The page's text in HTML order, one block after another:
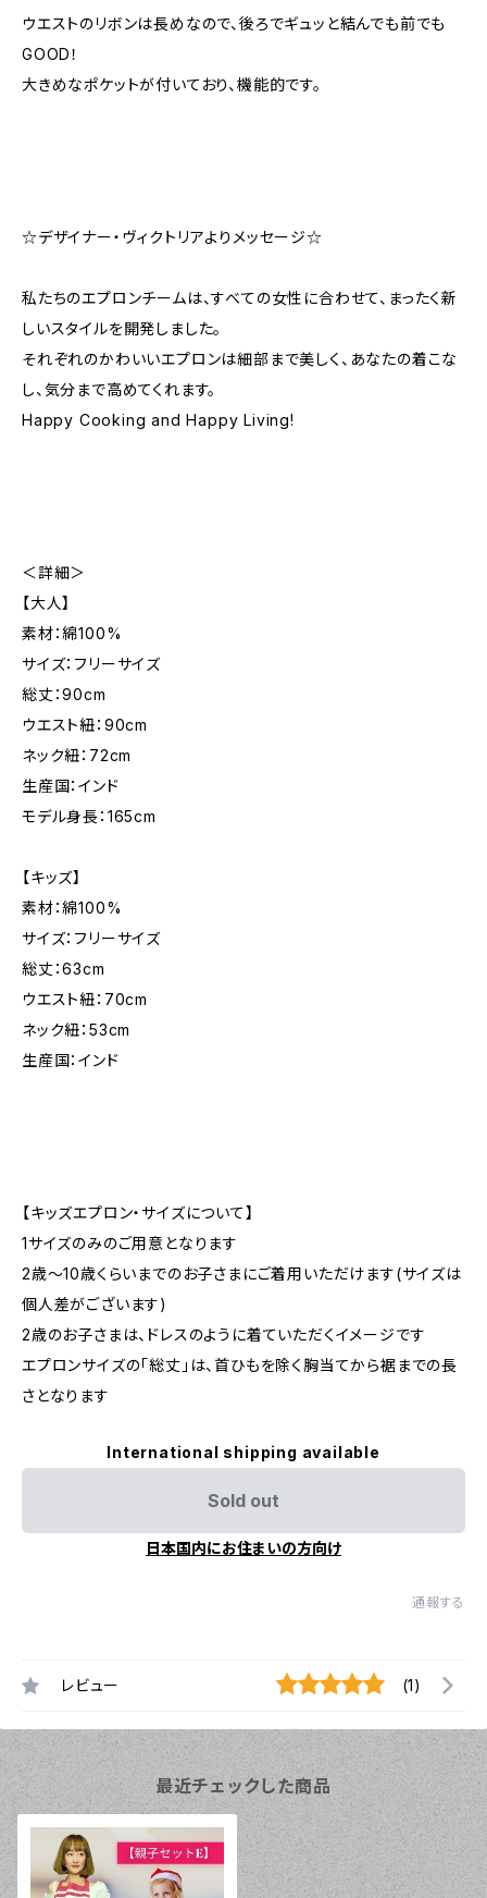
ウエストのリボンは長めなので、後ろでギュッと結んでも前でも
GOOD！
大きめなポケットが付いており、機能的です。
☆デザイナー・ヴィクトリアよりメッセージ☆
私たちのエプロンチームは、すべての女性に合わせて、まったく新
しいスタイルを開発しました。
それぞれのかわいいエプロンは細部まで美しく、あなたの着こな
し、気分まで高めてくれます。
Happy Cooking and Happy Living!
＜詳細＞
【大人】
素材：綿100%
サイズ：フリーサイズ
総丈：90cm
ウエスト紐：90cm
ネック紐：72cm
生産国：インド
モデル身長：165cm
【キッズ】
素材：綿100%
サイズ：フリーサイズ
総丈：63cm
ウエスト紐：70cm
ネック紐：53cm
生産国：インド
【キッズエプロン・サイズについて】
1サイズのみのご用意となります
2歳～10歳くらいまでのお子さまにご着用いただけます(サイズは
個人差がございます)
2歳のお子さまは、ドレスのように着ていただくイメージです
エプロンサイズの「総丈」は、首ひもを除く胸当てから裾までの長
さとなります
International shipping available
Sold out
日本国内にお住まいの方向け
通報する
レビュー (1)
最近チェックした商品